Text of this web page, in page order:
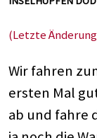
(Letzte Änderung:
Wir fahren
ersten Mal
ab und fahre